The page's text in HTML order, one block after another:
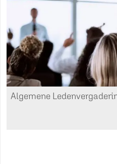
Algemene